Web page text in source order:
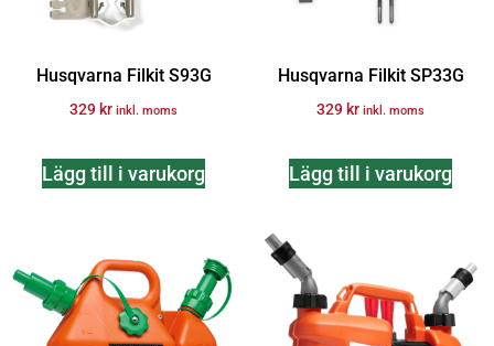
Husqvarna Filkit S93G
329 kr inkl. moms
Lägg till i varukorg
Husqvarna Filkit SP33G
329 kr inkl. moms
Lägg till i varukorg